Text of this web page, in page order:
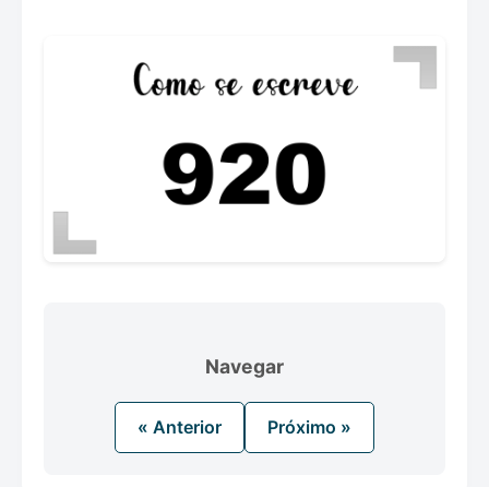
Navegar
« Anterior Próximo »